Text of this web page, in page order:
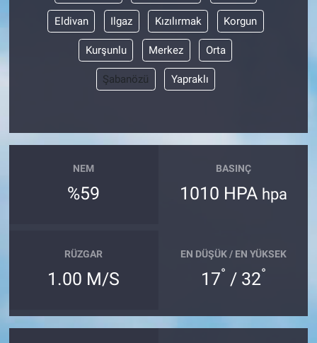
Eldivan Ilgaz Kızılırmak Korgun
Kurşunlu Merkez Orta
Şabanözü Yapraklı
NEM
%59
BASINÇ
1010 HPA hpa
RÜZGAR
1.00 M/S
EN DÜŞÜK / EN YÜKSEK
17° / 32°